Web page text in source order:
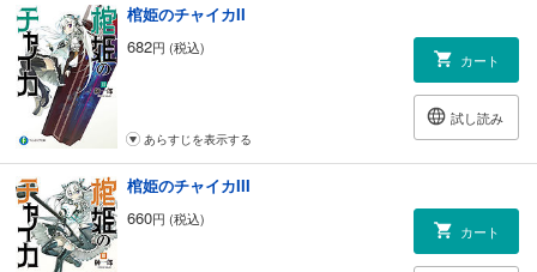
棺姫のチャイカII
682円 (税込)
カート
試し読み
あらすじを表示する
棺姫のチャイカIII
660円 (税込)
カート